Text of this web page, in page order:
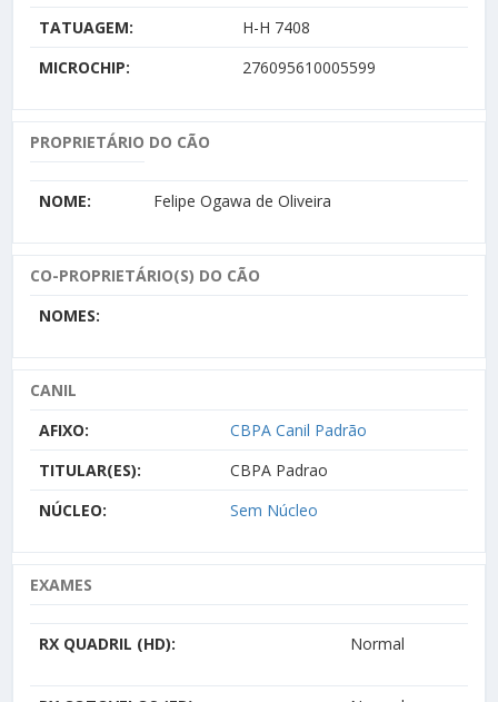
TATUAGEM:
H-H 7408
MICROCHIP:
276095610005599
PROPRIETÁRIO DO CÃO
NOME: Felipe Ogawa de Oliveira
CO-PROPRIETÁRIO(S) DO CÃO
NOMES:
CANIL
AFIXO:
CBPA Canil Padrão
TITULAR(ES):
CBPA Padrao
NÚCLEO:
Sem Núcleo
EXAMES
RX QUADRIL (HD): Normal